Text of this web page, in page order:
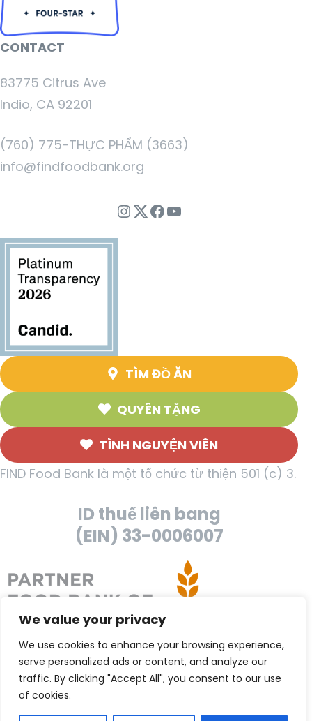
We value your privacy
We use cookies to enhance your browsing experience,
serve personalized ads or content, and analyze our
traffic. By clicking "Accept All", you consent to our use
of cookies.
CONTACT
83775 Citrus Ave
Indio, CA 92201
(760) 775-THỰC PHẨM (3663)
info@findfoodbank.org
Instagram
Twitter
Facebook
Youtube
TÌM ĐỒ ĂN
QUYÊN TẶNG
TÌNH NGUYỆN VIÊN
FIND Food Bank là một tổ chức từ thiện 501 (c) 3.
ID thuế liên bang
(EIN) 33-0006007